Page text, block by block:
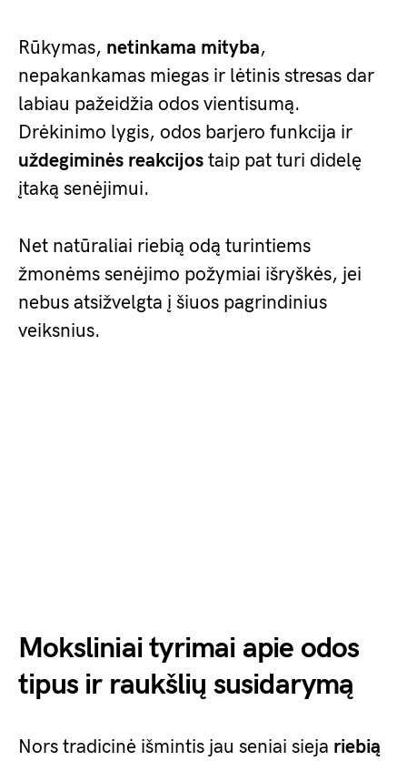
Rūkymas, netinkama mityba,
nepakankamas miegas ir lėtinis stresas dar
labiau pažeidžia odos vientisumą.
Drėkinimo lygis, odos barjero funkcija ir
uždegiminės reakcijos taip pat turi didelę
įtaką senėjimui.
Net natūraliai riebią odą turintiems
žmonėms senėjimo požymiai išryškės, jei
nebus atsižvelgta į šiuos pagrindinius
veiksnius.
Moksliniai tyrimai apie odos
tipus ir raukšlių susidarymą
Nors tradicinė išmintis jau seniai sieja riebią